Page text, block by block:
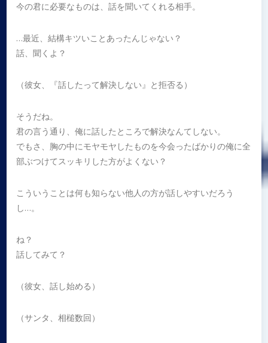
今の君に必要なものは、話を聞いてくれる相手。
…最近、結構キツいことあったんじゃない？
話、聞くよ？
（彼女、『話したって解決しない』と拒否る）
そうだね。
君の言う通り、俺に話したところで解決なんてしない。
でもさ、胸の中にモヤモヤしたものを今会ったばかりの俺に全
部ぶつけてスッキリした方がよくない？
こういうことは何も知らない他人の方が話しやすいだろう
し…。
ね？
話してみて？
（彼女、話し始める）
（サンタ、相槌数回）